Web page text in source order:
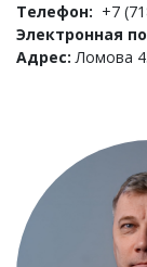
Телефон: +7
Электронная
Адрес: Ломова